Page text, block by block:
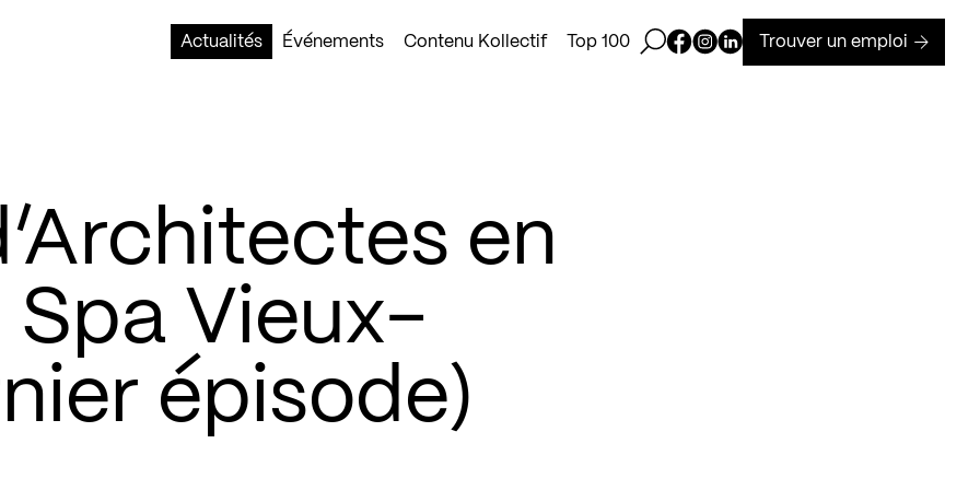
Actualités
Événements Contenu Kollectif Top 100 Ouvrir la barre de recherche
Page Facebook de Kollectif
Page Instagram de Kollectif
Page Linkedin de Kollectif
Trouver un emploi
en
Spa Vieux-
épisode)